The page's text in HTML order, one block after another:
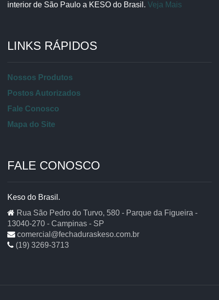
interior de São Paulo a KESO do Brasil. Veja Mais
LINKS RÁPIDOS
Nossos Produtos
Postos Autorizados
Fale Conosco
Mapa do Site
FALE CONOSCO
Keso do Brasil.
Rua São Pedro do Turvo, 580 - Parque da Figueira -
13040-270 - Campinas - SP
comercial@fechaduraskeso.com.br
(19) 3269-3713